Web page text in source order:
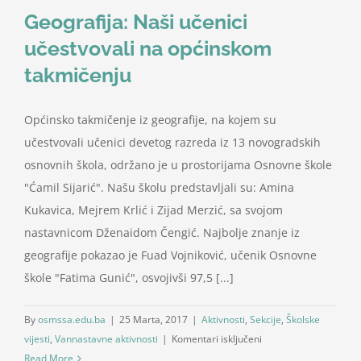
Geografija: Naši učenici
učestvovali na općinskom
takmičenju
Općinsko takmičenje iz geografije, na kojem su
učestvovali učenici devetog razreda iz 13 novogradskih
osnovnih škola, održano je u prostorijama Osnovne škole
"Ćamil Sijarić". Našu školu predstavljali su: Amina
Kukavica, Mejrem Krlić i Zijad Merzić, sa svojom
nastavnicom Dženaidom Čengić. Najbolje znanje iz
geografije pokazao je Fuad Vojniković, učenik Osnovne
škole "Fatima Gunić", osvojivši 97,5 [...]
Byosmssa.edu.ba | 25 Marta, 2017 | Aktivnosti, Sekcije, Školske
vijesti, Vannastavne aktivnosti | Komentari isključeni